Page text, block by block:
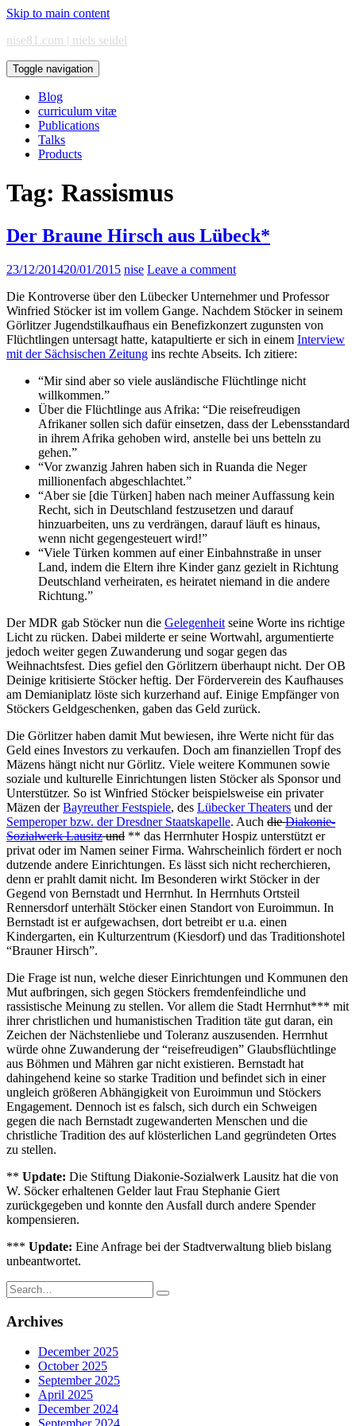
Skip to main content
nise81.com | niels seidel
Toggle navigation
Blog
curriculum vitæ
Publications
Talks
Products
Tag: Rassismus
Der Braune Hirsch aus Lübeck*
23/12/201420/01/2015 nise Leave a comment
Die Kontroverse über den Lübecker Unternehmer und Professor
Winfried Stöcker ist im vollem Gange. Nachdem Stöcker in seinem
Görlitzer Jugendstilkaufhaus ein Benefizkonzert zugunsten von
Flüchtlingen untersagt hatte, katapultierte er sich in einem Interview
mit der Sächsischen Zeitung ins rechte Abseits. Ich zitiere:
“Mir sind aber so viele ausländische Flüchtlinge nicht
willkommen.”
Über die Flüchtlinge aus Afrika: “Die reisefreudigen
Afrikaner sollen sich dafür einsetzen, dass der Lebensstandard
in ihrem Afrika gehoben wird, anstelle bei uns betteln zu
gehen.”
“Vor zwanzig Jahren haben sich in Ruanda die Neger
millionenfach abgeschlachtet.”
“Aber sie [die Türken] haben nach meiner Auffassung kein
Recht, sich in Deutschland festzusetzen und darauf
hinzuarbeiten, uns zu verdrängen, darauf läuft es hinaus,
wenn nicht gegengesteuert wird!”
“Viele Türken kommen auf einer Einbahnstraße in unser
Land, indem die Eltern ihre Kinder ganz gezielt in Richtung
Deutschland verheiraten, es heiratet niemand in die andere
Richtung.”
Der MDR gab Stöcker nun die Gelegenheit seine Worte ins richtige
Licht zu rücken. Dabei milderte er seine Wortwahl, argumentierte
jedoch weiter gegen Zuwanderung und sogar gegen das
Weihnachtsfest. Dies gefiel den Görlitzern überhaupt nicht. Der OB
Deinige kritisierte Stöcker heftig. Der Förderverein des Kaufhauses
am Demianiplatz löste sich kurzerhand auf. Einige Empfänger von
Stöckers Geldgeschenken, gaben das Geld zurück.
Die Görlitzer haben damit Mut bewiesen, ihre Werte nicht für das
Geld eines Investors zu verkaufen. Doch am finanziellen Tropf des
Mäzens hängt nicht nur Görlitz. Viele weitere Kommunen sowie
soziale und kulturelle Einrichtungen listen Stöcker als Sponsor und
Unterstützer. So ist Winfried Stöcker beispielsweise ein privater
Mäzen derBayreuther Festspiele, des Lübecker Theaters und der
Semperoper bzw. der Dresdner Staatskapelle. Auch dieDiakonie-
Sozialwerk Lausitzund ** das Herrnhuter Hospiz unterstützt er
privat oder im Namen seiner Firma. Wahrscheinlich fördert er noch
dutzende andere Einrichtungen. Es lässt sich nicht recherchieren,
denn er prahlt damit nicht. Im Besonderen wirkt Stöcker in der
Gegend von Bernstadt und Herrnhut. In Herrnhuts Ortsteil
Rennersdorf unterhält Stöcker einen Standort von Euroimmun. In
Bernstadt ist er aufgewachsen, dort betreibt er u.a. einen
Kindergarten, ein Kulturzentrum (Kiesdorf) und das Traditionshotel
“Brauner Hirsch”.
Die Frage ist nun, welche dieser Einrichtungen und Kommunen den
Mut aufbringen, sich gegen Stöckers fremdenfeindliche und
rassistische Meinung zu stellen. Vor allem die Stadt Herrnhut*** mit
ihrer christlichen und humanistischen Tradition täte gut daran, ein
Zeichen der Nächstenliebe und Toleranz auszusenden. Herrnhut
würde ohne Zuwanderung der “reisefreudigen” Glaubsflüchtlinge
aus Böhmen und Mähren gar nicht existieren. Bernstadt hat
dahingehend keine so starke Tradition und befindet sich in einer
ungleich größeren Abhängigkeit von Euroimmun und Stöckers
Engagement. Dennoch ist es falsch, sich durch ein Schweigen
gegen die nach Bernstadt zugewanderten Menschen und die
christliche Tradition des auf klösterlichen Land gegründeten Ortes
zu stellen.
** Update: Die Stiftung Diakonie-Sozialwerk Lausitz hat die von
W. Söcker erhaltenen Gelder laut Frau Stephanie Giert
zurückgegeben und konnte den Ausfall durch andere Spender
kompensieren.
*** Update: Eine Anfrage bei der Stadtverwaltung blieb bislang
unbeantwortet.
Search
for:
Archives
December 2025
October 2025
September 2025
April 2025
December 2024